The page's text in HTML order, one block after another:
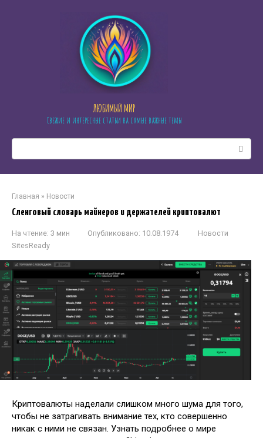
ЛЮБИМЫЙ МИР
Свежие и интересные статьи на самые важные темы
Главная » Новости
Сленговый словарь майнеров и держателей криптовалют
На чтение: 3 мин Опубликовано: 10.08.1974
Новости
SitesReady
Криптовалюты наделали слишком много шума для того,
чтобы не затрагивать внимание тех, кто совершенно
никак с ними не связан. Узнать подробнее о мире